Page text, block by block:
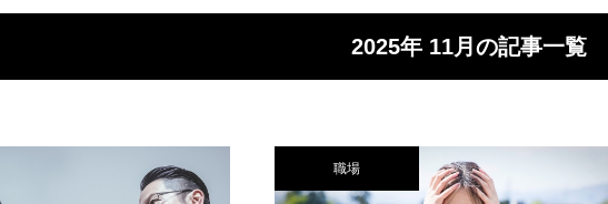
2025年 11月の記事一覧
職場